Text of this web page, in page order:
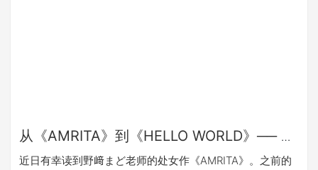
从《AMRITA》到《HELLO WORLD》── 野
﨑まど世界观下的个体与世界的真实感
近日有幸读到野﨑まど老师的处女作《AMRITA》。之前的